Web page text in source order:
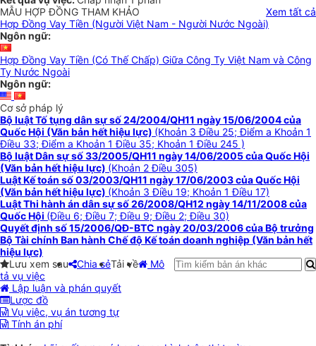
MẪU HỢP ĐỒNG THAM KHẢO
Xem tất cả
Hợp Đồng Vay Tiền (Người Việt Nam - Người Nước Ngoài)
Ngôn ngữ:
Hợp Đồng Vay Tiền (Có Thế Chấp) Giữa Công Ty Việt Nam và Công
Ty Nước Ngoài
Ngôn ngữ:
Cơ sở pháp lý
Bộ luật Tố tụng dân sự số 24/2004/QH11 ngày 15/06/2004 của
Quốc Hội (Văn bản hết hiệu lực) (Khoản 3 Điều 25; Điểm a Khoản 1
Điều 33; Điểm a Khoản 1 Điều 35; Khoản 1 Điều 245 )
Bộ luật Dân sự số 33/2005/QH11 ngày 14/06/2005 của Quốc Hội
(Văn bản hết hiệu lực) (Khoản 2 Điều 305)
Luật Kế toán số 03/2003/QH11 ngày 17/06/2003 của Quốc Hội
(Văn bản hết hiệu lực) (Khoản 3 Điều 19; Khoản 1 Điều 17)
Luật Thi hành án dân sự số 26/2008/QH12 ngày 14/11/2008 của
Quốc Hội (Điều 6; Điều 7; Điều 9; Điều 2; Điều 30)
Quyết định số 15/2006/QĐ-BTC ngày 20/03/2006 của Bộ trưởng
Bộ Tài chính Ban hành Chế độ Kế toán doanh nghiệp (Văn bản hết
hiệu lực)
Lưu xem sau
Chia sẻTải về
Mô
tả vụ việc
Lập luận và phán quyết
Lược đồ
Vụ việc, vụ án tương tự
Tính án phí